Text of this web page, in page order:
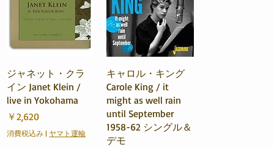
クイックビュー
ジャネット・クラ
イン Janet Klein /
live in Yokohama
価格
￥2,620
消費税込み | ヤマト運輸
クイックビュー
キャロル・キング
Carole King / it
might as well rain
until September
1958-62 シングル＆
デモ